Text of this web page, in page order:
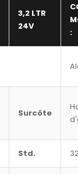
3,2 LTR
24V
:
Surcôte
Std.